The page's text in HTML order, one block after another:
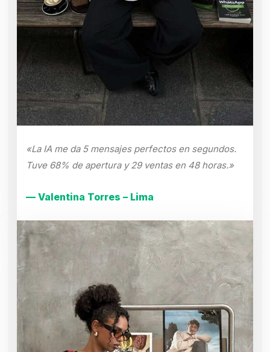
«La IA me da 5 mensajes perfectos en segundos.
Tuve 68% de apertura y 29 ventas en 48 horas.»
— Valentina Torres – Lima